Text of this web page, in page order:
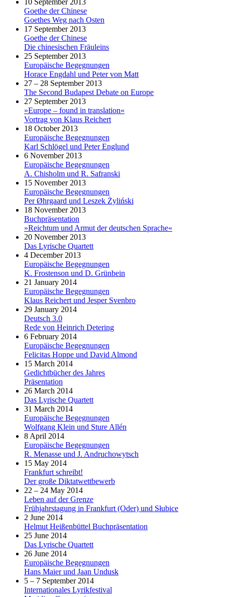
Goethe der Chinese
Goethes Weg nach Osten
17 September 2013
Goethe der Chinese
Die chinesischen Fräuleins
25 September 2013
Europäische Begegnungen
Horace Engdahl und Peter von Matt
27 – 28 September 2013
The Second Budapest Debate on Europe
27 September 2013
»Europe – found in translation«
Vortrag von Klaus Reichert
18 October 2013
Europäische Begegnungen
Karl Schlögel und Peter Englund
6 November 2013
Europäische Begegnungen
A. Chisholm und R. Safranski
15 November 2013
Europäische Begegnungen
Per Øhrgaard und Leszek Żyliński
18 November 2013
Buchpräsentation
»Reichtum und Armut der deutschen Sprache«
20 November 2013
Das Lyrische Quartett
4 December 2013
Europäische Begegnungen
K. Frostenson und D. Grünbein
21 January 2014
Europäische Begegnungen
Klaus Reichert und Jesper Svenbro
29 January 2014
Deutsch 3.0
Rede von Heinrich Detering
6 February 2014
Europäische Begegnungen
Felicitas Hoppe und David Almond
15 March 2014
Gedichtbücher des Jahres
Präsentation
26 March 2014
Das Lyrische Quartett
31 March 2014
Europäische Begegnungen
Wolfgang Klein und Sture Allén
8 April 2014
Europäische Begegnungen
R. Menasse und J. Andruchowytsch
15 May 2014
Frankfurt schreibt!
Der große Diktatwettbewerb
22 – 24 May 2014
Leben auf der Grenze
Frühjahrstagung in Frankfurt (Oder) und Słubice
2 June 2014
Helmut Heißenbüttel Buchpräsentation
25 June 2014
Das Lyrische Quartett
26 June 2014
Europäische Begegnungen
Hans Maier und Jaan Undusk
5 – 7 September 2014
Internationales Lyrikfestival